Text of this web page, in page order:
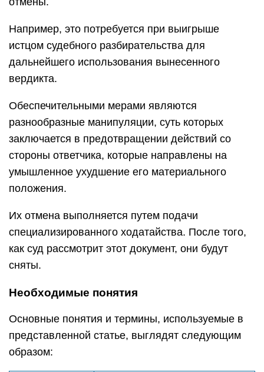
Например, это потребуется при выигрыше
истцом судебного разбирательства для
дальнейшего использования вынесенного
вердикта.
Обеспечительными мерами являются
разнообразные манипуляции, суть которых
заключается в предотвращении действий со
стороны ответчика, которые направлены на
умышленное ухудшение его материального
положения.
Их отмена выполняется путем подачи
специализированного ходатайства. После того,
как суд рассмотрит этот документ, они будут
сняты.
Необходимые понятия
Основные понятия и термины, используемые в
представленной статье, выглядят следующим
образом: